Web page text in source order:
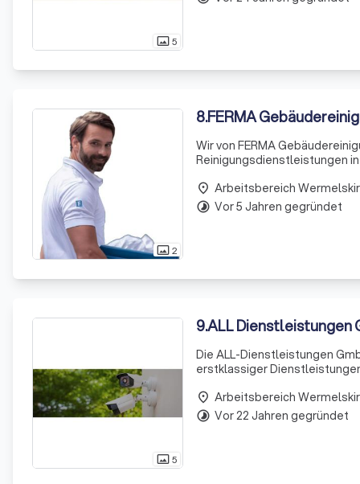
photo_size_select_actual5
photo_size_select_actual2
8.FERMA
Wir von FERMA
Reinigungsdienstleistungen
als auch spezielle Dienstl
place Arbeitsbereich
timelapse Vor 5 Jahren gegründet
photo_size_select_actual5
9.ALL Dienstleistungen
Die ALL-Dienstleistungen
erstklassiger
gewachsen
place Arbeitsbereich
timelapse Vor 22 Jahren gegründet